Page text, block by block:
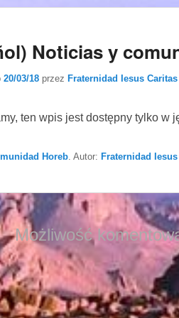
Noticias y
20/03/18 przez Fraternidad Iesus Caritas
ten wpis jest dostępny tylko w
Horeb . Autor: Fraternidad
Możliwość